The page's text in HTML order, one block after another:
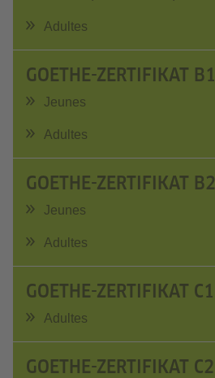
Adultes
GOETHE-ZERTIFIKAT B1
Jeunes
Adultes
GOETHE-ZERTIFIKAT B2
Jeunes
Adultes
GOETHE-ZERTIFIKAT C1
Adultes
GOETHE-ZERTIFIKAT C2